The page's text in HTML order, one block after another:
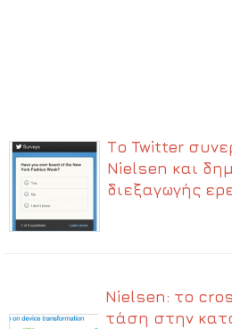
Το Twitter
Nielsen και
διεξαγωγής
Nielsen: το
τάση στην